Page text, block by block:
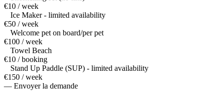
€10 / week
Ice Maker - limited availability
€50 / week
Welcome pet on board/per pet
€100 / week
Towel Beach
€10 / booking
Stand Up Paddle (SUP) - limited availability
€150 / week
— Envoyer la demande